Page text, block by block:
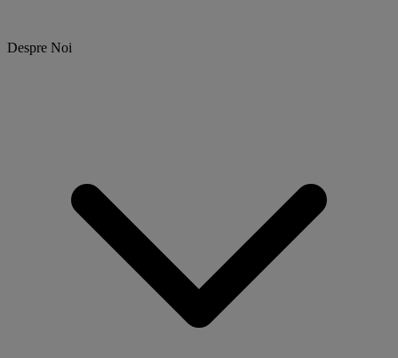
Despre Noi